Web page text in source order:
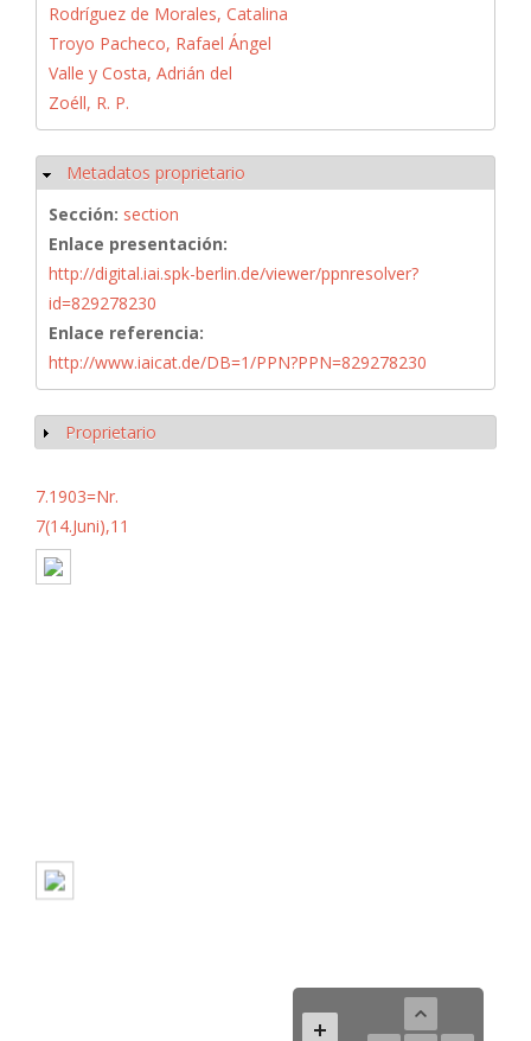
Rodríguez de Morales, Catalina
Troyo Pacheco, Rafael Ángel
Valle y Costa, Adrián del
Zoéll, R. P.
Ocultar
Metadatos proprietario
Sección: section
Enlace presentación:
http://digital.iai.spk-berlin.de/viewer/ppnresolver?
id=829278230
Enlace referencia:
http://www.iaicat.de/DB=1/PPN?PPN=829278230
Mostrar
Proprietario
7.1903=Nr.
7(14.Juni),11